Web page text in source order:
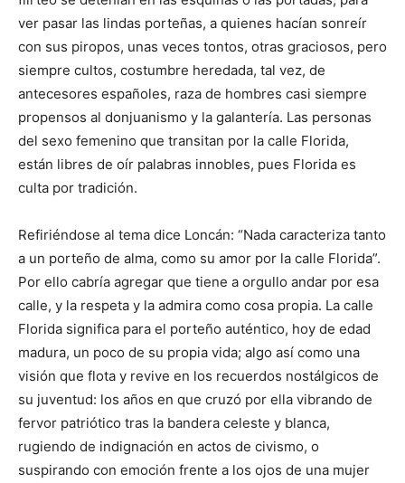
ver pasar las lindas porteñas, a quienes hacían sonreír
con sus piropos, unas veces tontos, otras graciosos, pero
siempre cultos, costumbre heredada, tal vez, de
antecesores españoles, raza de hombres casi siempre
propensos al donjuanismo y la galantería. Las personas
del sexo femenino que transitan por la calle Florida,
están libres de oír palabras innobles, pues Florida es
culta por tradición.
Refiriéndose al tema dice Loncán: “Nada caracteriza tanto
a un porteño de alma, como su amor por la calle Florida”.
Por ello cabría agregar que tiene a orgullo andar por esa
calle, y la respeta y la admira como cosa propia. La calle
Florida significa para el porteño auténtico, hoy de edad
madura, un poco de su propia vida; algo así como una
visión que flota y revive en los recuerdos nostálgicos de
su juventud: los años en que cruzó por ella vibrando de
fervor patriótico tras la bandera celeste y blanca,
rugiendo de indignación en actos de civismo, o
suspirando con emoción frente a los ojos de una mujer